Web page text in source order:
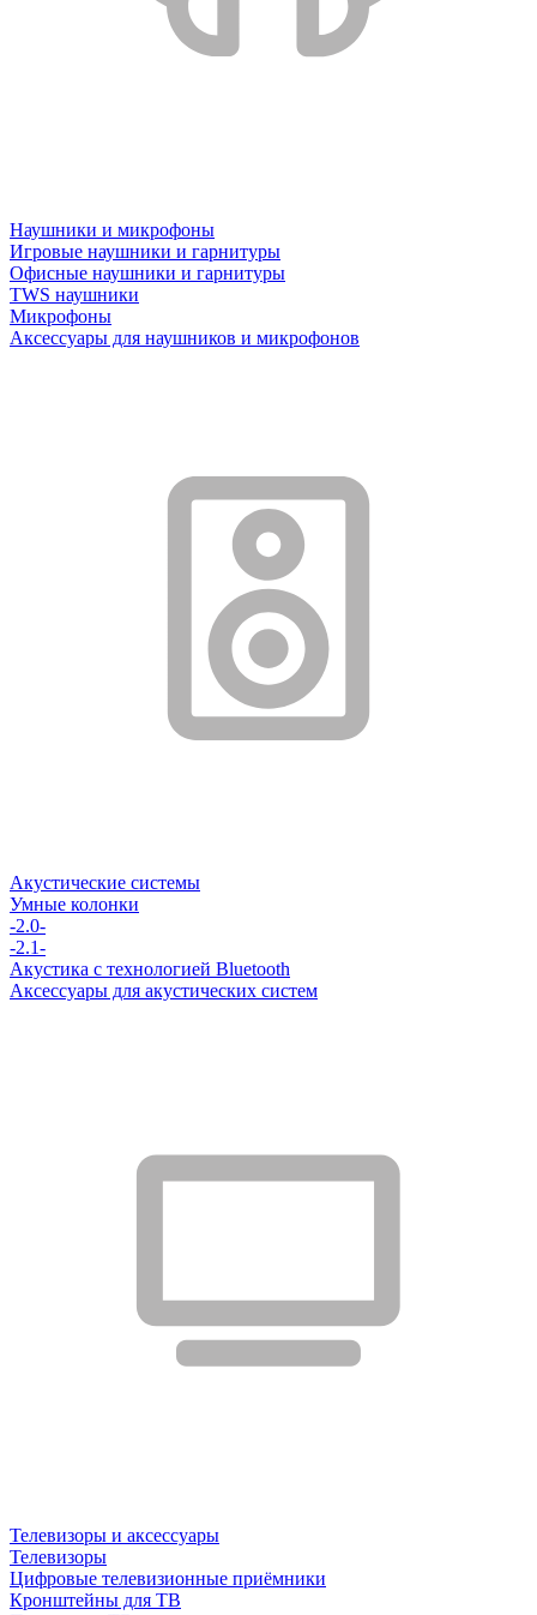
Наушники и микрофоны
Игровые наушники и гарнитуры
Офисные наушники и гарнитуры
TWS наушники
Микрофоны
Аксессуары для наушников и микрофонов
Акустические системы
Умные колонки
-2.0-
-2.1-
Акустика с технологией Bluetooth
Аксессуары для акустических систем
Телевизоры и аксессуары
Телевизоры
Цифровые телевизионные приёмники
Кронштейны для ТВ